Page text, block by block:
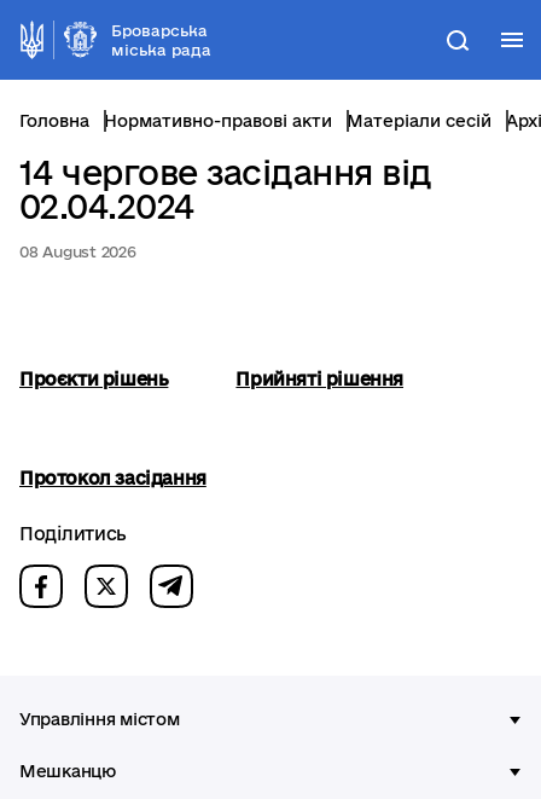
Броварська
міська рада
Пошук
Головна Нормативно-правові акти Матеріали сесій
14 чергове засідання від
02.04.2024
08 August 2026
Проєкти рішень Прийняті рішення
Протокол засідання
Поділитись
Управління містом
Мешканцю